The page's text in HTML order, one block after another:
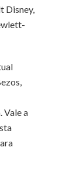
Disney,
Vale a